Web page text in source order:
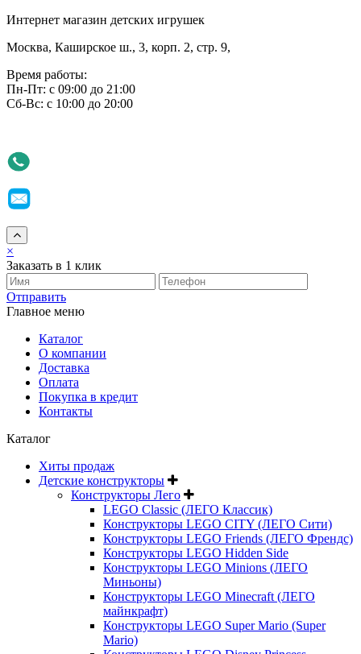
Интернет магазин детских игрушек
Москва, Каширское ш., 3, корп. 2, стр. 9,
Время работы:
Пн-Пт: с 09:00 до 21:00
Сб-Вс: с 10:00 до 20:00
×
Заказать в 1 клик
Отправить
Главное меню
Каталог
О компании
Доставка
Оплата
Покупка в кредит
Контакты
Каталог
Хиты продаж
Детские конструкторы
Конструкторы Лего
LEGO Classic (ЛЕГО Классик)
Конструкторы LEGO CITY (ЛЕГО Сити)
Конструкторы LEGO Friends (ЛЕГО Френдс)
Конструкторы LEGO Hidden Side
Конструкторы LEGO Minions (ЛЕГО
Миньоны)
Конструкторы LEGO Minecraft (ЛЕГО
майнкрафт)
Конструкторы LEGO Super Mario (Super
Mario)